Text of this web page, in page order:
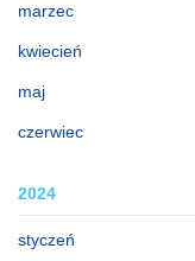
marzec
kwiecień
maj
czerwiec
2024
styczeń